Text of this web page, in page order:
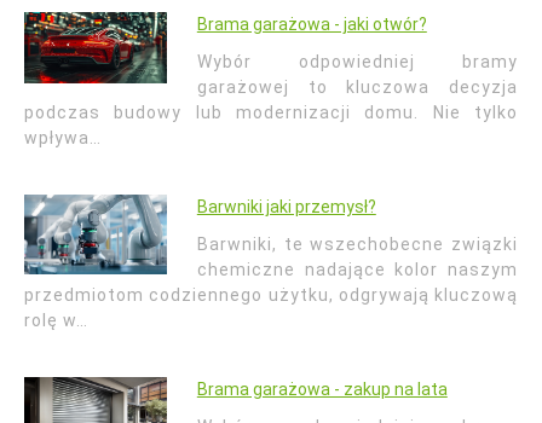
Brama garażowa - jaki otwór?
Wybór odpowiedniej bramy
garażowej to kluczowa decyzja
podczas budowy lub modernizacji domu. Nie tylko
wpływa…
Barwniki jaki przemysł?
Barwniki, te wszechobecne związki
chemiczne nadające kolor naszym
przedmiotom codziennego użytku, odgrywają kluczową
rolę w…
Brama garażowa - zakup na lata